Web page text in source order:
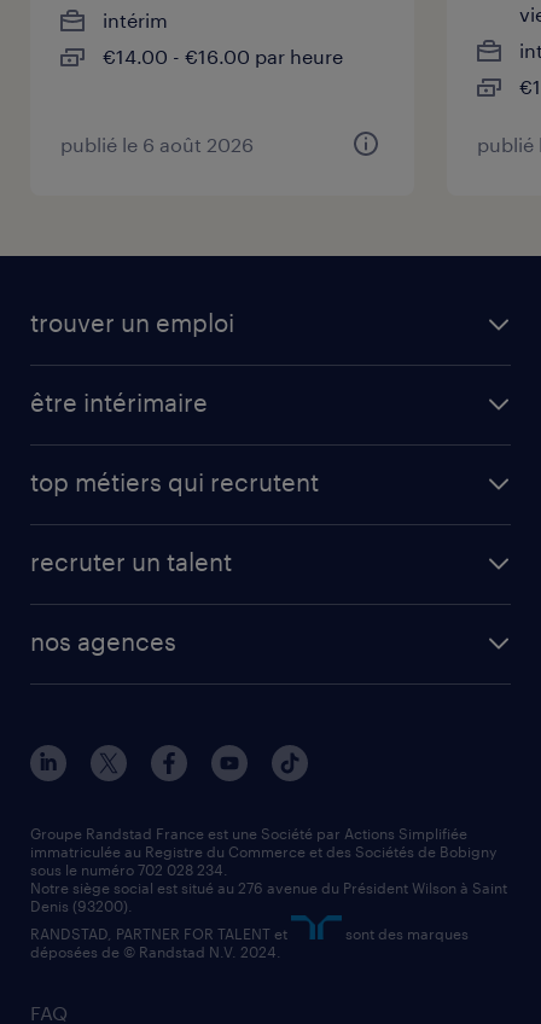
intérim
€14.00 - €16.00 par heure
publié le 6 août 2026 publié
trouver un emploi
être intérimaire
top métiers qui recrutent
recruter un talent
nos agences
FAQ
Groupe Randstad France est une Société par Actions Simplifiée
immatriculée au Registre du Commerce et des Sociétés de Bobigny
sous le numéro 702 028 234.
Notre siège social est situé au 276 avenue du Président Wilson à Saint
Denis (93200).
RANDSTAD, PARTNER FOR TALENT et
sont des marques
déposées de © Randstad N.V. 2024.